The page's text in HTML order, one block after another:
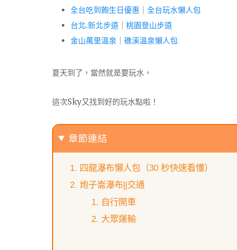
全台吃到飽生日優惠
全台玩水懶人包
台北.新北步道
桃園登山步道
金山萬里溫泉
礁溪溫泉懶人包
夏天到了，當然就是要玩水，
這次Sky又找到好的玩水點啦！
章節連結
四龍瀑布懶人包（30 秒快速看懂）
炮子崙瀑布||交通
自行開車
大眾運輸